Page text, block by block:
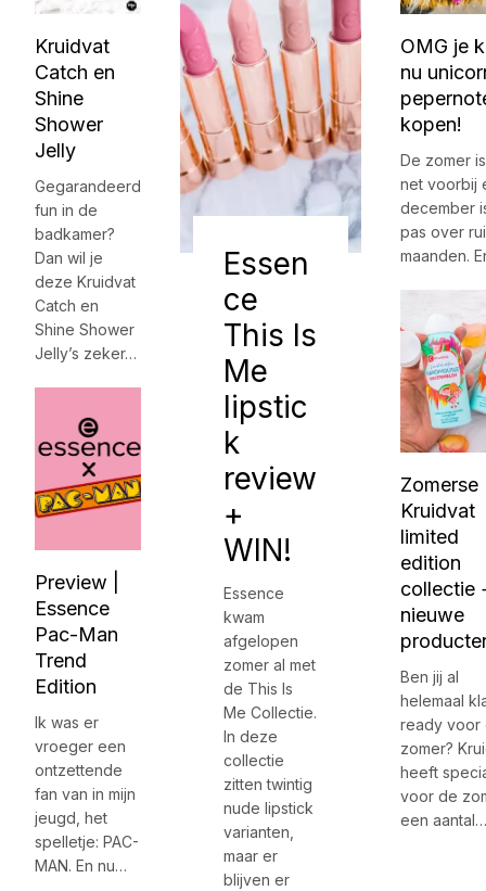
Kruidvat
Catch en
Shine
Shower
Jelly
Gegarandeerd
fun in de
badkamer?
Dan wil je
deze Kruidvat
Catch en
Shine Shower
Jelly’s zeker…
Preview |
Essence
Pac-Man
Trend
Edition
Ik was er
vroeger een
ontzettende
fan van in mijn
jeugd, het
spelletje: PAC-
MAN. En nu…
Essen
ce
This Is
Me
lipstic
k
review
+
WIN!
Essence
kwam
afgelopen
zomer al met
de This Is
Me Collectie.
In deze
collectie
zitten twintig
nude lipstick
varianten,
maar er
blijven er
OMG je
nu
kopen!
De zomer
net voorbij
december
pas over
maanden.
Zomerse
Kruidvat
limited
edition
collectie
nieuwe
Ben jij al
helemaal
ready voor
zomer?
heeft
voor de
een aantal…